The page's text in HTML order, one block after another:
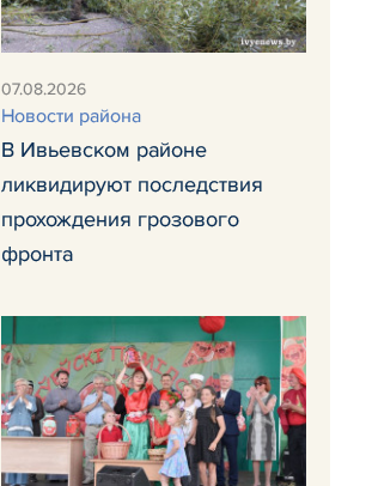
07.08.2026
Новости района
В Ивьевском районе
ликвидируют последствия
прохождения грозового
фронта